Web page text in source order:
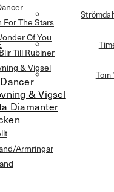
Tom
For The Stars
Of You
Till Rubiner
& Vigsel
& Vigsel
Diamanter
Armringar